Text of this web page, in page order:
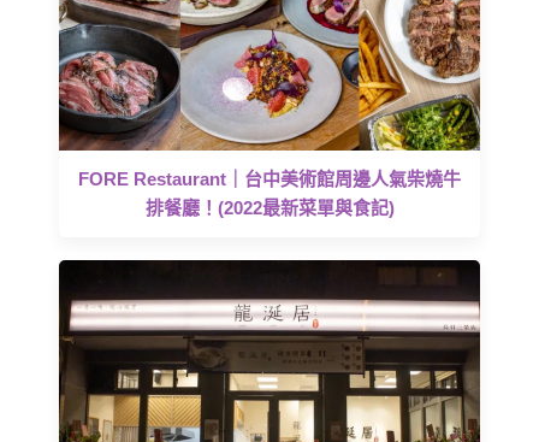
FORE Restaurant｜台中美術館周邊人氣柴燒牛
排餐廳！(2022最新菜單與食記)